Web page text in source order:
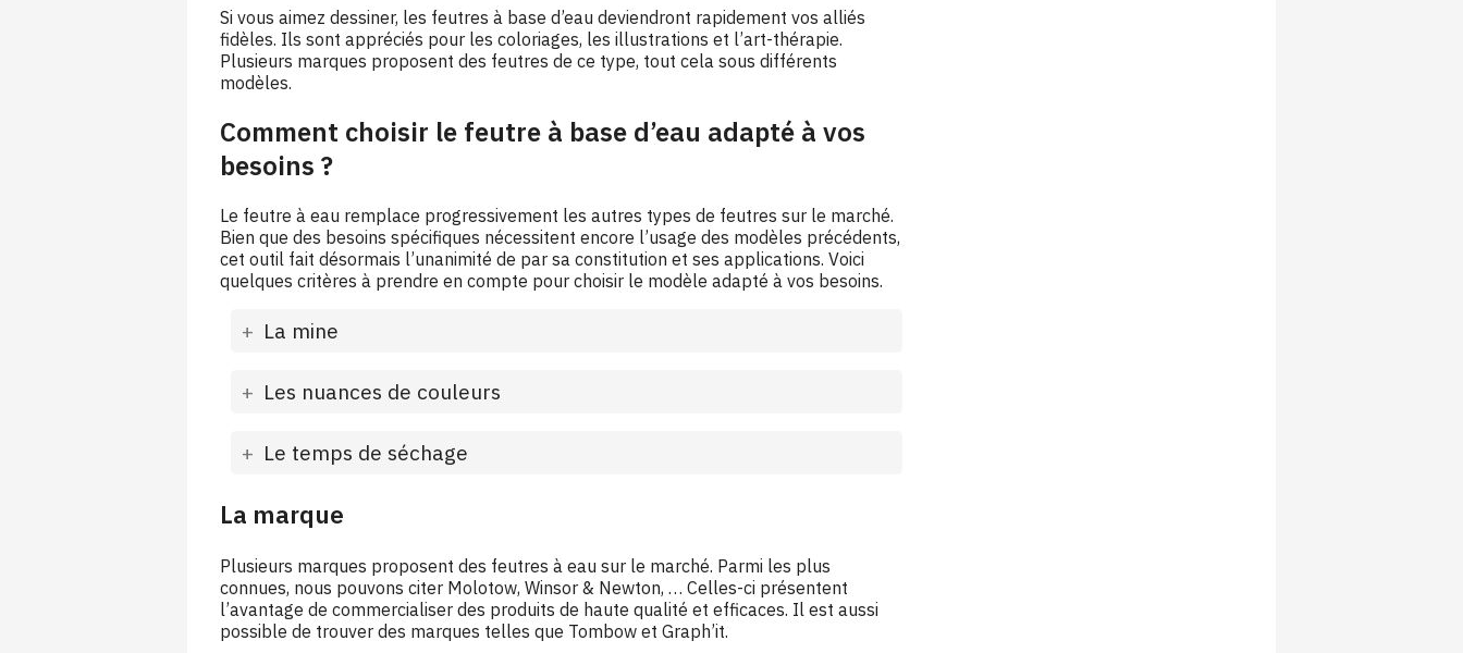
Si vous aimez dessiner, les feutres à base d’eau deviendront rapidement vos alliés
fidèles. Ils sont appréciés pour les coloriages, les illustrations et l’art-thérapie.
Plusieurs marques proposent des feutres de ce type, tout cela sous différents
modèles.
Comment choisir le feutre à base d’eau adapté à vos
besoins ?
Le feutre à eau remplace progressivement les autres types de feutres sur le marché.
Bien que des besoins spécifiques nécessitent encore l’usage des modèles précédents,
cet outil fait désormais l’unanimité de par sa constitution et ses applications. Voici
quelques critères à prendre en compte pour choisir le modèle adapté à vos besoins.
La mine
Les nuances de couleurs
Le temps de séchage
La marque
Plusieurs marques proposent des feutres à eau sur le marché. Parmi les plus
connues, nous pouvons citer Molotow, Winsor & Newton, … Celles-ci présentent
l’avantage de commercialiser des produits de haute qualité et efficaces. Il est aussi
possible de trouver des marques telles que Tombow et Graph’it.